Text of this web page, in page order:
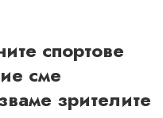
спортове
сме
зрителите